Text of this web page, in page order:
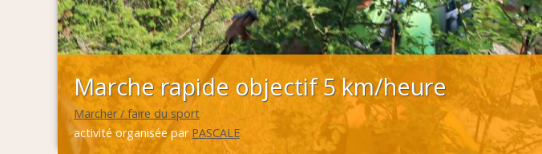
Marche rapide objectif 5 km/heure
Marcher / faire du sport
activité organisée par PASCALE